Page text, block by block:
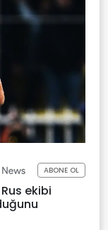
ABONE OL
ekibi